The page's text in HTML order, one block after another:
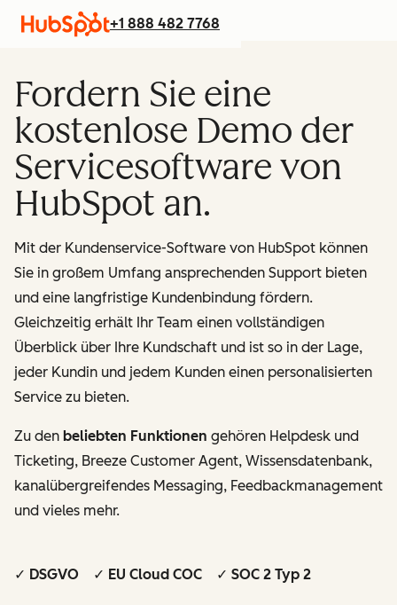
+1 888 482 7768
Fordern Sie eine
kostenlose Demo der
Servicesoftware von
HubSpot an.
Mit der Kundenservice-Software von HubSpot können
Sie in großem Umfang ansprechenden Support bieten
und eine langfristige Kundenbindung fördern.
Gleichzeitig erhält Ihr Team einen vollständigen
Überblick über Ihre Kundschaft und ist so in der Lage,
jeder Kundin und jedem Kunden einen personalisierten
Service zu bieten.
Zu den beliebten Funktionen gehören Helpdesk und
Ticketing, Breeze Customer Agent, Wissensdatenbank,
kanalübergreifendes Messaging, Feedbackmanagement
und vieles mehr.
✓ DSGVO ✓ EU Cloud COC ✓ SOC 2 Typ 2